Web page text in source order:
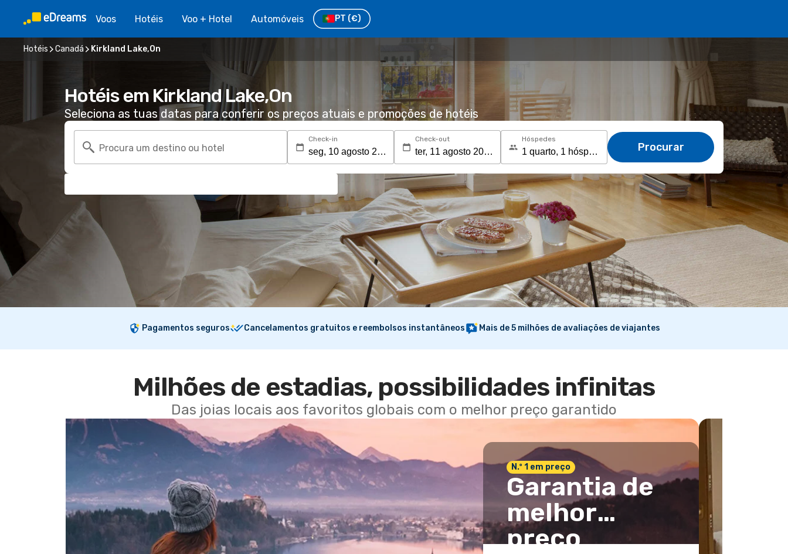
Voos Hotéis Voo + Hotel Automóveis PT (€)
Hotéis Canadá Kirkland Lake,On
Hotéis em Kirkland Lake,On
Seleciona as tuas datas para conferir os preços atuais e promoções de hotéis
Procura um destino ou hotel
Check-in Check-out Hóspedes
Procurar
Pagamentos seguros Cancelamentos gratuitos e reembolsos instantâneos Mais de 5 milhões de avaliações de viajantes
Milhões de estadias, possibilidades infinitas
Das joias locais aos favoritos globais com o melhor preço garantido
N.º 1 em preço
Garantia de
melhor
preço